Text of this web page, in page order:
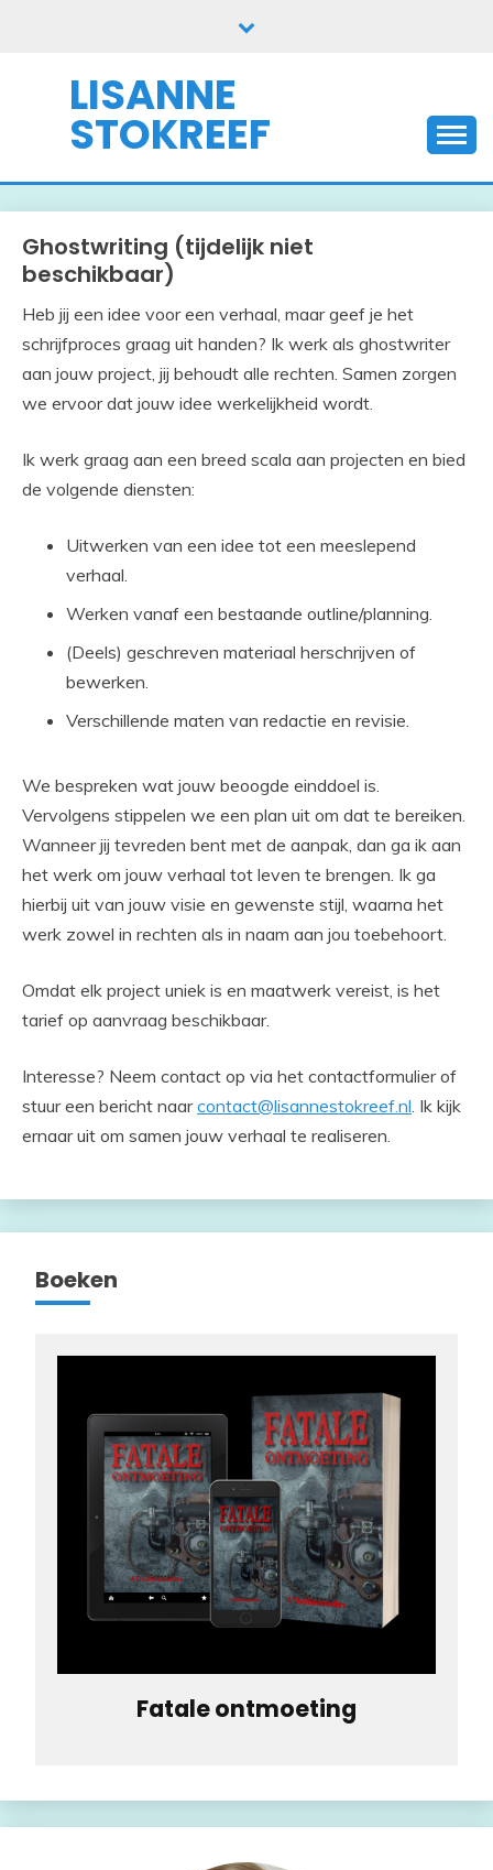
LISANNE
STOKREEF
Ghostwriting (tijdelijk niet
beschikbaar)
Heb jij een idee voor een verhaal, maar geef je het
schrijfproces graag uit handen? Ik werk als ghostwriter
aan jouw project, jij behoudt alle rechten. Samen zorgen
we ervoor dat jouw idee werkelijkheid wordt.
Ik werk graag aan een breed scala aan projecten en bied
de volgende diensten:
Uitwerken van een idee tot een meeslepend
verhaal.
Werken vanaf een bestaande outline/planning.
(Deels) geschreven materiaal herschrijven of
bewerken.
Verschillende maten van redactie en revisie.
We bespreken wat jouw beoogde einddoel is.
Vervolgens stippelen we een plan uit om dat te bereiken.
Wanneer jij tevreden bent met de aanpak, dan ga ik aan
het werk om jouw verhaal tot leven te brengen. Ik ga
hierbij uit van jouw visie en gewenste stijl, waarna het
werk zowel in rechten als in naam aan jou toebehoort.
Omdat elk project uniek is en maatwerk vereist, is het
tarief op aanvraag beschikbaar.
Interesse? Neem contact op via het contactformulier of
stuur een bericht naarcontact@lisannestokreef.nl. Ik kijk
ernaar uit om samen jouw verhaal te realiseren.
Boeken
Fatale ontmoeting